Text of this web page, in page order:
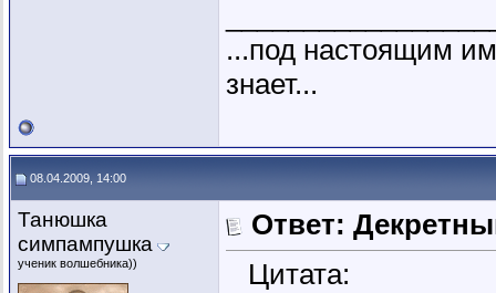
...под настоящим
знает...
08.04.2009, 14:00
Танюшка
симпампушка
ученик волшебника))
Ответ:
Цитата: